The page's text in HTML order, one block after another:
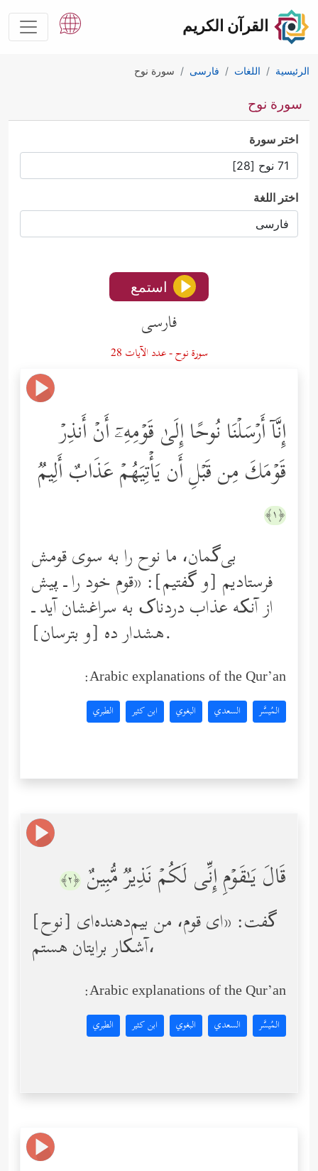
القرآن الكريم
الرئيسية اللغات فارسى سورة نوح
سورة نوح
اختر سورة
اختر اللغة
استمع
فارسى
سورة نوح - عدد الآيات 28
إِنَّاۤ أَرۡسَلۡنَا نُوحًا إِلَىٰ قَوۡمِهِۦۤ أَنۡ أَنذِرۡ
قَوۡمَكَ مِن قَبۡلِ أَن یَأۡتِیَهُمۡ عَذَابٌ أَلِیمࣱ
﴿١﴾
بی‌گمان، ما نوح را به سوی قومش
فرستادیم [و گفتیم]: «قوم خود را ـ پیش
از آنکه عذاب دردناک به سراغشان آید ـ
هشدار ده [و بترسان].
Arabic explanations of the Qur’an:
المُيسَّر السعدي البغوي ابن كثير الطبري
قَالَ یَـٰقَوۡمِ إِنِّی لَكُمۡ نَذِیرࣱ مُّبِینٌ ﴿٢﴾
[نوح] گفت: «ای قوم، من بیم‌دهنده‌ای
آشکار برایتان هستم،
Arabic explanations of the Qur’an:
المُيسَّر السعدي البغوي ابن كثير الطبري